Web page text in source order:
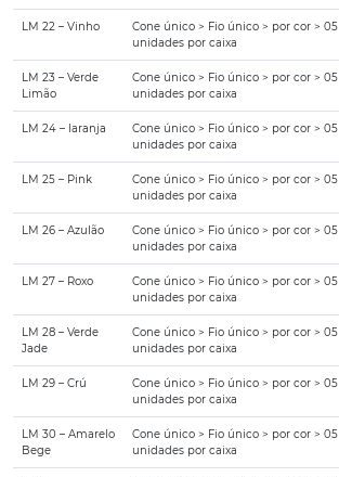
LM 22 – Vinho
Cone único > Fio único > por cor > 05
unidades por caixa
LM 23 – Verde
Limão
Cone único > Fio único > por cor > 05
unidades por caixa
LM 24 – laranja
Cone único > Fio único > por cor > 05
unidades por caixa
LM 25 – Pink
Cone único > Fio único > por cor > 05
unidades por caixa
LM 26 – Azulão
Cone único > Fio único > por cor > 05
unidades por caixa
LM 27 – Roxo
Cone único > Fio único > por cor > 05
unidades por caixa
LM 28 – Verde
Jade
Cone único > Fio único > por cor > 05
unidades por caixa
LM 29 – Crú
Cone único > Fio único > por cor > 05
unidades por caixa
LM 30 – Amarelo
Bege
Cone único > Fio único > por cor > 05
unidades por caixa